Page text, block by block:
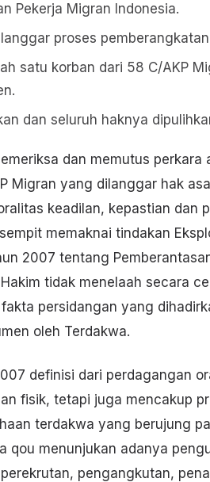
Pekerja Migran Indonesia.
proses
satu korban dari 58 C/AKP
dan seluruh haknya
dan memutus
Migran yang dilanggar hak
keadilan, kepastian dan
memaknai tindakan
2007 tentang
tidak menelaah secara
persidangan yang
oleh Terdakwa.
definisi dari perdagangan
fisik, tetapi juga mencakup
terdakwa yang berujung
qou menunjukan adanya
pengangkutan,